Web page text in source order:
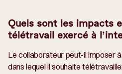
Quels sont les impacts
télétravail exercé à
Le collaborateur peut-il imposer
dans lequel il souhaite